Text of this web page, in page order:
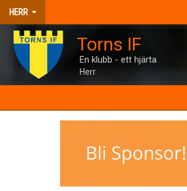
HERR
Torns IF
En klubb - ett hjärta
Herr